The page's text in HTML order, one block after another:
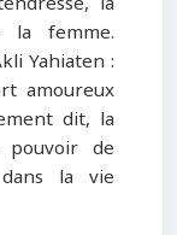
la femme.
Yahiaten :
amoureux
dit, la
de
la vie